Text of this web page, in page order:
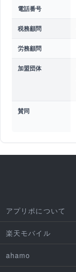
電話番号
税務顧問
労務顧問
加盟団体
賛同
アプリポについて
楽天モバイル
ahamo